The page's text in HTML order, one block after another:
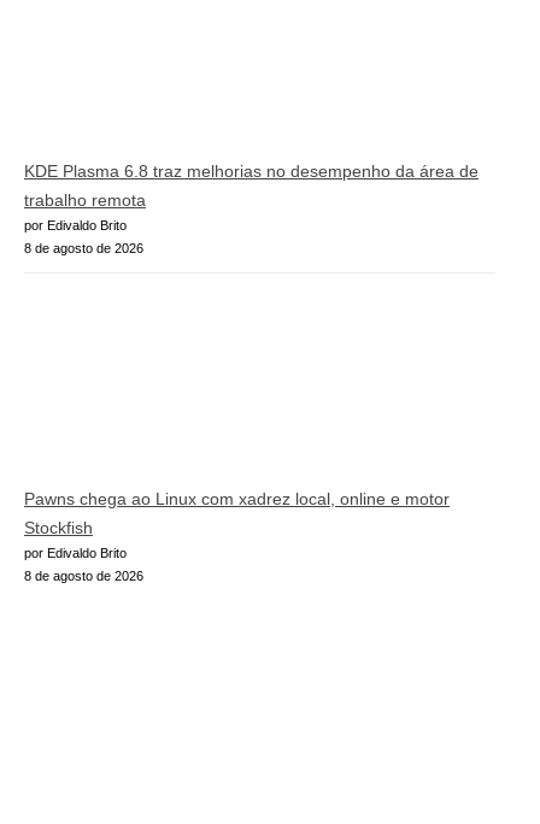
KDE Plasma 6.8 traz melhorias no desempenho da área de
trabalho remota
por Edivaldo Brito
8 de agosto de 2026
Pawns chega ao Linux com xadrez local, online e motor
Stockfish
por Edivaldo Brito
8 de agosto de 2026